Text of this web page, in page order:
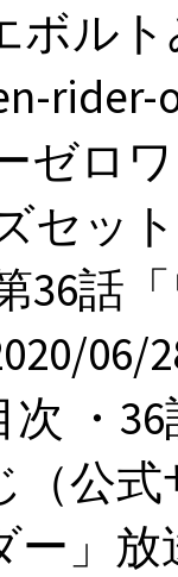
ボル
ゼロ
セット
36話
06/
次 ・
（公
」